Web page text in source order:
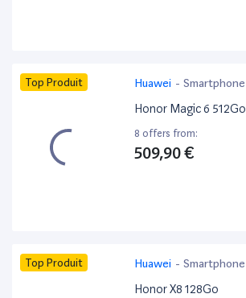
Top Produit Huawei - Smartphone
Honor Magic 6 512Go
8 offers from:
509,90 €
Top Produit Huawei - Smartphone
Honor X8 128Go